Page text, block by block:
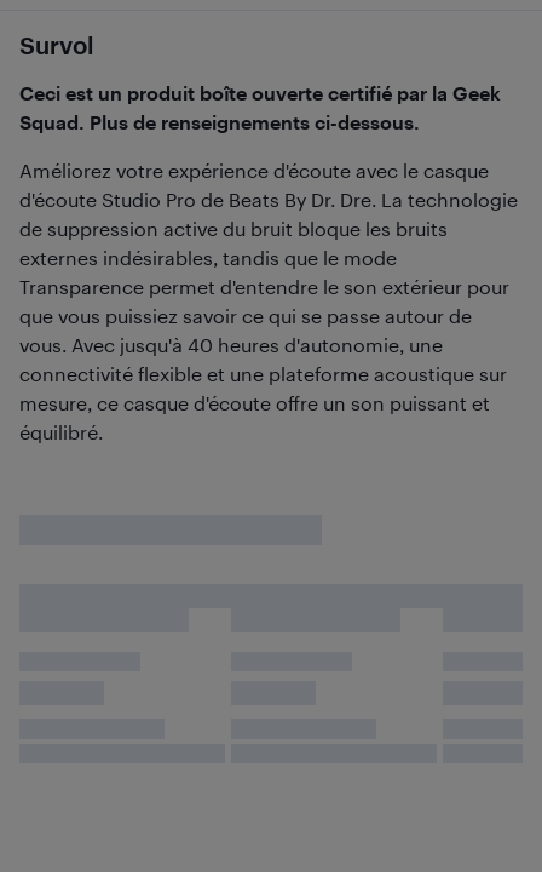
Survol
Ceci est un produit boîte ouverte certifié par la Geek
Squad. Plus de renseignements ci-dessous.
Améliorez votre expérience d'écoute avec le casque
d'écoute Studio Pro de Beats By Dr. Dre. La technologie
de suppression active du bruit bloque les bruits
externes indésirables, tandis que le mode
Transparence permet d'entendre le son extérieur pour
que vous puissiez savoir ce qui se passe autour de
vous. Avec jusqu'à 40 heures d'autonomie, une
connectivité flexible et une plateforme acoustique sur
mesure, ce casque d'écoute offre un son puissant et
équilibré.